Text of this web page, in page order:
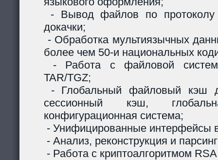
- Вывод файлов по
докачки;
- Обработка мультиязычных
более чем 50-и национальных
- Работа с файловой
TAR/TGZ;
- Глобальный файловый кэш
сессионный кэш,
конфигурационная система;
- Унифицированные интерфейсы
- Анализ, реконструкция и
- Работа с криптоалгоритмом